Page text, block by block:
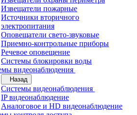
Извещатели пожарные
Источники вторичного
электропитания
Оповещатели свето-звуковые
Приемно-контрольные приборы
Речевое оповещение
Системы блокировки воды
видеонаблюдения
Назад
Системы видеонаблюдения
IP видеонаблюдение
Аналоговое и HD видеонаблюдение